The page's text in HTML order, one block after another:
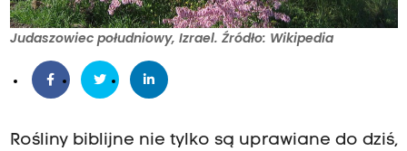
Judaszowiec południowy, Izrael. Źródło: Wikipedia
Rośliny biblijne nie tylko są uprawiane do dziś,